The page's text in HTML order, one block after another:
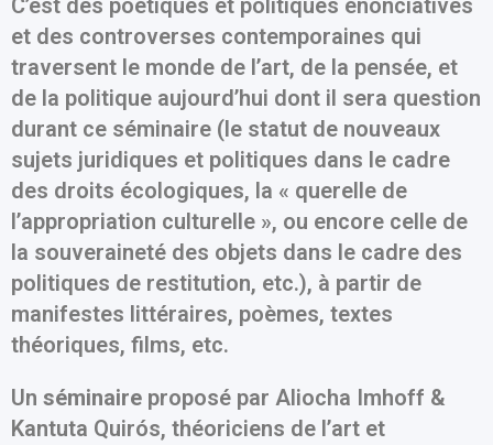
C’est des poétiques et politiques énonciatives
et des controverses contemporaines qui
traversent le monde de l’art, de la pensée, et
de la politique aujourd’hui dont il sera question
durant ce séminaire (le statut de nouveaux
sujets juridiques et politiques dans le cadre
des droits écologiques, la « querelle de
l’appropriation culturelle », ou encore celle de
la souveraineté des objets dans le cadre des
politiques de restitution, etc.), à partir de
manifestes littéraires, poèmes, textes
théoriques, films, etc.
Un séminaire proposé par Aliocha Imhoff &
Kantuta Quirós, théoriciens de l’art et